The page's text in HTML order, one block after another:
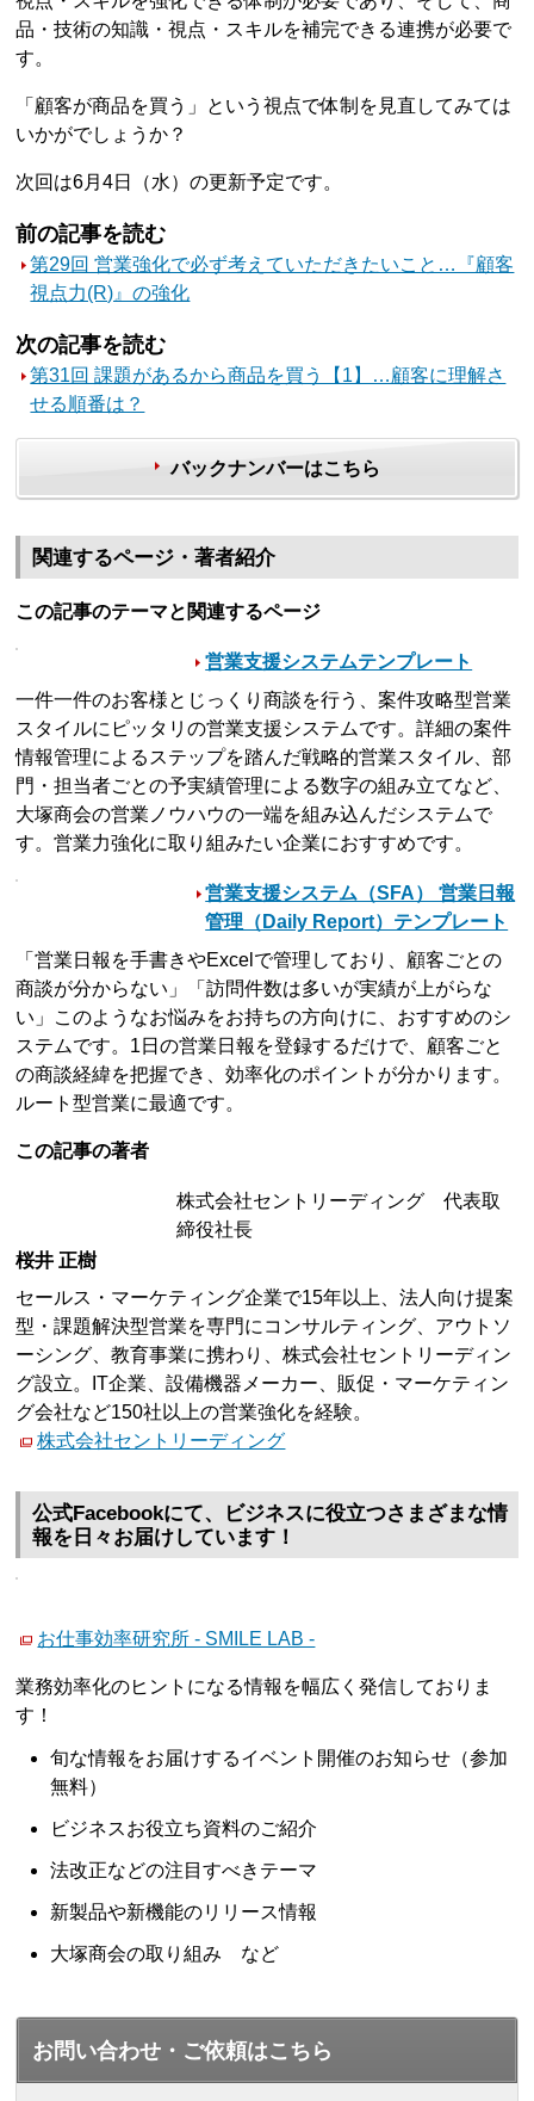
品・技術の知識・視点・スキルを補完できる連携が必要で
す。
「顧客が商品を買う」という視点で体制を見直してみては
いかがでしょうか？
次回は6月4日（水）の更新予定です。
前の記事を読む
第29回 営業強化で必ず考えていただきたいこと…『顧客
視点力(R)』の強化
次の記事を読む
第31回 課題があるから商品を買う【1】…顧客に理解さ
せる順番は？
バックナンバーはこちら
関連するページ・著者紹介
この記事のテーマと関連するページ
営業支援システムテンプレート
一件一件のお客様とじっくり商談を行う、案件攻略型営業
スタイルにピッタリの営業支援システムです。詳細の案件
情報管理によるステップを踏んだ戦略的営業スタイル、部
門・担当者ごとの予実績管理による数字の組み立てなど、
大塚商会の営業ノウハウの一端を組み込んだシステムで
す。営業力強化に取り組みたい企業におすすめです。
営業支援システム（SFA） 営業日報
管理（Daily Report）テンプレート
「営業日報を手書きやExcelで管理しており、顧客ごとの
商談が分からない」「訪問件数は多いが実績が上がらな
い」このようなお悩みをお持ちの方向けに、おすすめのシ
ステムです。1日の営業日報を登録するだけで、顧客ごと
の商談経緯を把握でき、効率化のポイントが分かります。
ルート型営業に最適です。
この記事の著者
株式会社セントリーディング 代表取
締役社長
桜井 正樹
セールス・マーケティング企業で15年以上、法人向け提案
型・課題解決型営業を専門にコンサルティング、アウトソ
ーシング、教育事業に携わり、株式会社セントリーディン
グ設立。IT企業、設備機器メーカー、販促・マーケティン
グ会社など150社以上の営業強化を経験。
株式会社セントリーディング
公式Facebookにて、ビジネスに役立つさまざまな情
報を日々お届けしています！
お仕事効率研究所 - SMILE LAB -
業務効率化のヒントになる情報を幅広く発信しておりま
す！
旬な情報をお届けするイベント開催のお知らせ（参加
無料）
ビジネスお役立ち資料のご紹介
法改正などの注目すべきテーマ
新製品や新機能のリリース情報
大塚商会の取り組み など
お問い合わせ・ご依頼はこちら